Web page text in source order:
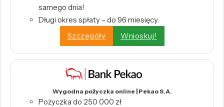
samego dnia!
Długi okres spłaty – do 96 miesięcy.
Szczegóły
Wnioskuj!
Wygodna pożyczka online | Pekao S.A.
Pożyczka do 250 000 zł